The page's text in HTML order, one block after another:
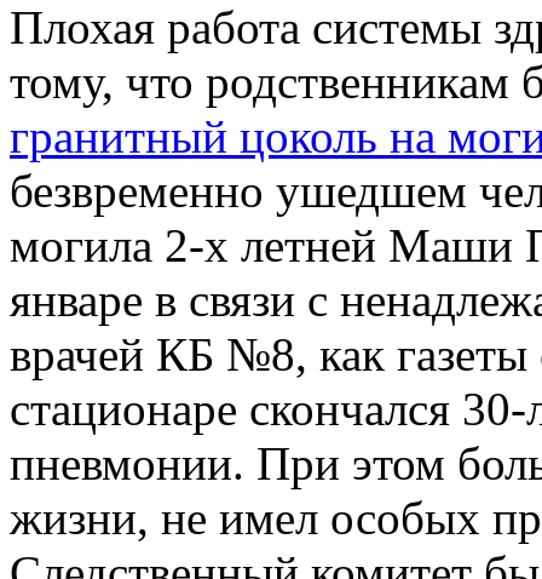
Плохая работа системы
тому, что родственникам
гранитный цоколь на
безвременно ушедшем
могила 2-х летней Маши
январе в связи с
врачей КБ №8, как
стационаре скончался
пневмонии. При этом
жизни, не имел особых